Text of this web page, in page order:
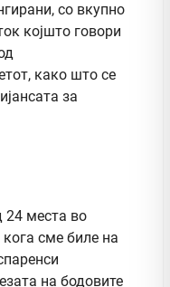
со вкупно
којшто говори
како што се
за
24 места во
сме биле на
на бодовите